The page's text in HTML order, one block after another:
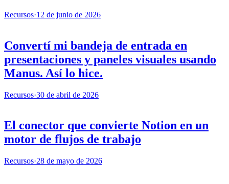
Recursos·12 de junio de 2026
Convertí mi bandeja de entrada en
presentaciones y paneles visuales usando
Manus. Así lo hice.
Recursos·30 de abril de 2026
El conector que convierte Notion en un
motor de flujos de trabajo
Recursos·28 de mayo de 2026